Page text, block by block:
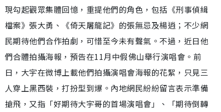
現勾起觀眾集體回憶，重提他們的角色，包括《刑事偵緝
檔案》張大勇、《倚天屠龍記》的張無忌及楊逍；不少網
民期待他們合作拍劇，可惜至今未有聲氣。不過，近日他
們合體拍攝海報，預告在11月中假佛山舉行演唱會。前
日，大宇在微博上載他們拍攝演唱會海報的花絮，只見三
人穿上黑西裝，打扮型到爆。內地網民紛紛留言表示準備
搶飛，又指「好期待大宇哥的首場演唱會」、「期待倒轉